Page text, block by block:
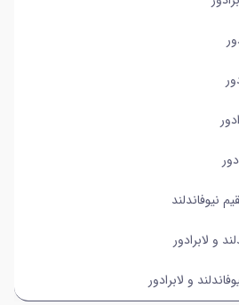
و لابرادور
و لابرادور
نیوفاندلند
و لابرادور
و لابرادور